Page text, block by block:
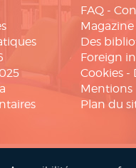
FAQ -
Des
Foreign
Cookies -
Mentions
Plan du